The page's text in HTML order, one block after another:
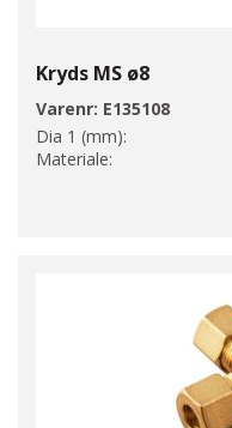
Kryds MS ø8
Varenr: E135108
Dia 1 (mm):
Materiale: